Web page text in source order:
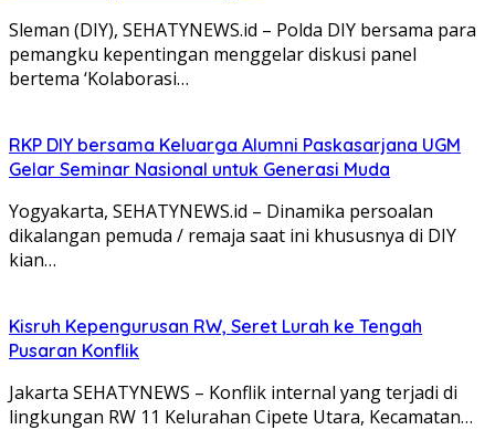
Sleman (DIY), SEHATYNEWS.id – Polda DIY bersama para
pemangku kepentingan menggelar diskusi panel
bertema ‘Kolaborasi…
RKP DIY bersama Keluarga Alumni Paskasarjana UGM
Gelar Seminar Nasional untuk Generasi Muda
Yogyakarta, SEHATYNEWS.id – Dinamika persoalan
dikalangan pemuda / remaja saat ini khususnya di DIY
kian…
Kisruh Kepengurusan RW, Seret Lurah ke Tengah
Pusaran Konflik
Jakarta SEHATYNEWS – Konflik internal yang terjadi di
lingkungan RW 11 Kelurahan Cipete Utara, Kecamatan…